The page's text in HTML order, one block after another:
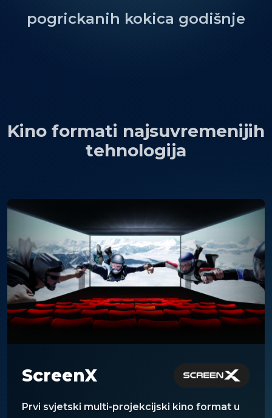
pogrickanih kokica godišnje
Kino formati najsuvremenijih
tehnologija
ScreenX
Prvi svjetski multi-projekcijski kino format u